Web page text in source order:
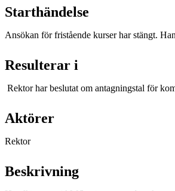
Starthändelse
Ansökan för fristående kurser har stängt.
Resulterar i
Rektor har beslutat om antagningstal för
Aktörer
Rektor
Beskrivning